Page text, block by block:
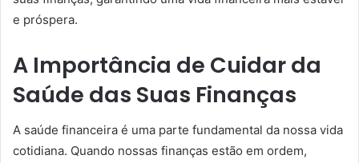
e próspera.
A Importância de Cuidar da
Saúde das Suas Finanças
A saúde financeira é uma parte fundamental da nossa vida
cotidiana. Quando nossas finanças estão em ordem,